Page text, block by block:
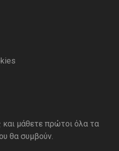
μάθετε πρώτοι όλα τα
θα συμβούν.